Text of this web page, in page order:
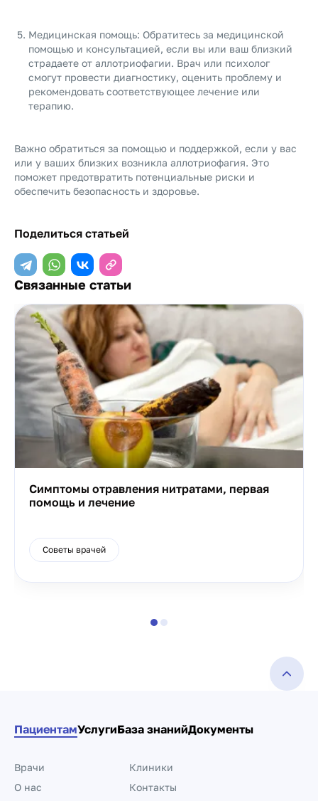
Медицинская помощь: Обратитесь за медицинской
помощью и консультацией, если вы или ваш близкий
страдаете от аллотриофагии. Врач или психолог
смогут провести диагностику, оценить проблему и
рекомендовать соответствующее лечение или
терапию.
Важно обратиться за помощью и поддержкой, если у вас
или у ваших близких возникла аллотриофагия. Это
поможет предотвратить потенциальные риски и
обеспечить безопасность и здоровье.
Поделиться статьей
Связанные статьи
Симптомы отравления нитратами, первая
помощь и лечение
Советы врачей
ПациентамУслугиБаза знанийДокументы
Врачи
Клиники
О нас
Контакты